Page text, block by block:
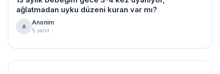
ağlatmadan uyku düzeni kuran var mı?
A
Anonim
5 yanıt